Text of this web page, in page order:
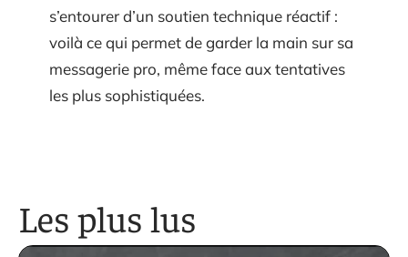
s’entourer d’un soutien technique réactif :
voilà ce qui permet de garder la main sur sa
messagerie pro, même face aux tentatives
les plus sophistiquées.
Les plus lus